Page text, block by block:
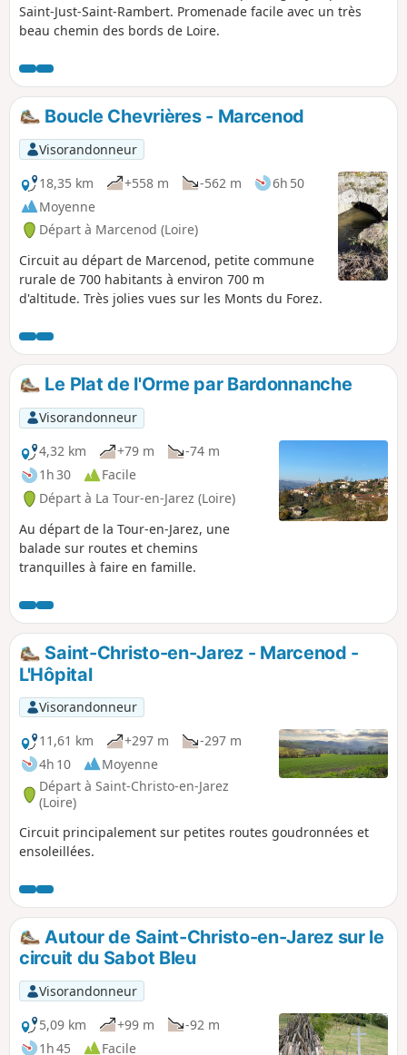
Saint-Just-Saint-Rambert. Promenade facile avec un très
beau chemin des bords de Loire.
Boucle Chevrières - Marcenod
Visorandonneur
18,35 km
+558 m -562 m
6h 50
Moyenne
Départ à Marcenod (Loire)
Circuit au départ de Marcenod, petite commune
rurale de 700 habitants à environ 700 m
d'altitude. Très jolies vues sur les Monts du Forez.
Le Plat de l'Orme par Bardonnanche
Visorandonneur
4,32 km
+79 m
-74 m
1h 30
Facile
Départ à La Tour-en-Jarez (Loire)
Au départ de la Tour-en-Jarez, une
balade sur routes et chemins
tranquilles à faire en famille.
Saint-Christo-en-Jarez - Marcenod -
L'Hôpital
Visorandonneur
11,61 km
+297 m
-297 m
4h 10
Moyenne
Départ à Saint-Christo-en-Jarez
(Loire)
Circuit principalement sur petites routes goudronnées et
ensoleillées.
Autour de Saint-Christo-en-Jarez sur le
circuit du Sabot Bleu
Visorandonneur
5,09 km
+99 m
-92 m
1h 45
Facile